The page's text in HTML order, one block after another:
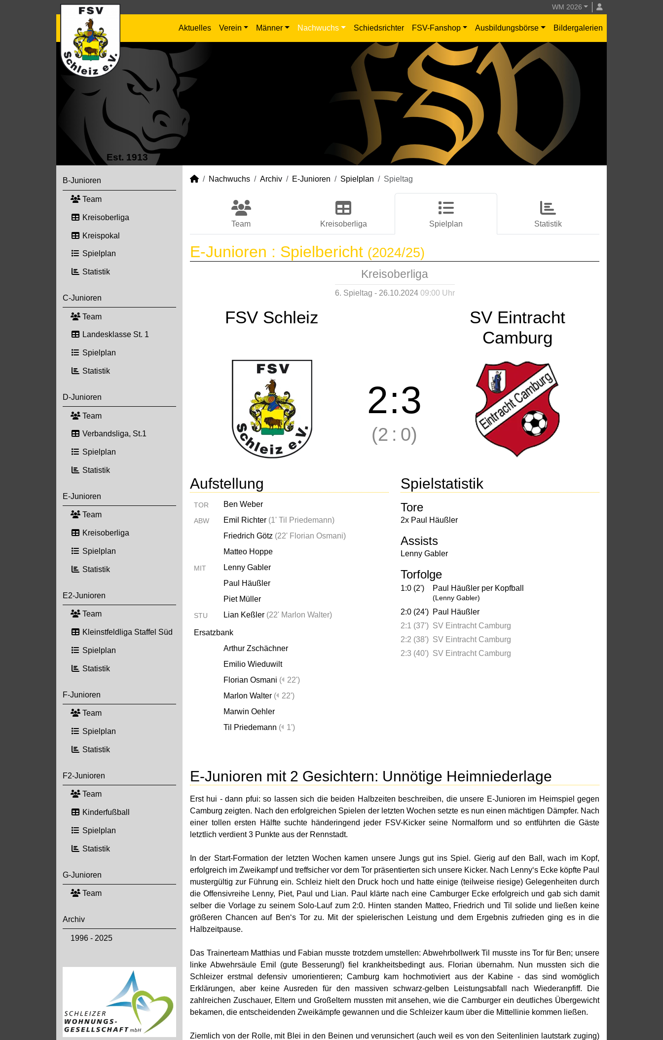
WM 2026
Aktuelles Verein Männer Nachwuchs Schiedsrichter FSV-Fanshop Ausbildungsbörse Bildergalerien
Est. 1913
B-Junioren
Team
Kreisoberliga
Kreispokal
Spielplan
Statistik
C-Junioren
Team
Landesklasse St. 1
Spielplan
Statistik
D-Junioren
Team
Verbandsliga, St.1
Spielplan
Statistik
E-Junioren
Team
Kreisoberliga
Spielplan
Statistik
E2-Junioren
Team
Kleinstfeldliga Staffel Süd
Spielplan
Statistik
F-Junioren
Team
Spielplan
Statistik
F2-Junioren
Team
Kinderfußball
Spielplan
Statistik
G-Junioren
Team
Archiv
1996 - 2025
Nachwuchs Archiv E-Junioren Spielplan Spieltag
Team Kreisoberliga Spielplan Statistik
E-Junioren : Spielbericht (2024/25)
Kreisoberliga
6. Spieltag - 26.10.2024 09:00 Uhr
FSV Schleiz
SV Eintracht
Camburg
2:3
(2 : 0)
Aufstellung
TOR Ben Weber
ABW Emil Richter (1' Til Priedemann)
Friedrich Götz (22' Florian Osmani)
Matteo Hoppe
MIT
Lenny Gabler
Paul Häußler
Piet Müller
STU Lian Keßler (22' Marlon Walter)
Ersatzbank
Arthur Zschächner
Emilio Wieduwilt
Florian Osmani (
22')
Marlon Walter (
22')
Marwin Oehler
Til Priedemann ( 1')
Spielstatistik
Tore
2x Paul Häußler
Assists
Lenny Gabler
Torfolge
1:0 (2') Paul Häußler per Kopfball
(Lenny Gabler)
2:0 (24') Paul Häußler
2:1 (37') SV Eintracht Camburg
2:2 (38') SV Eintracht Camburg
2:3 (40') SV Eintracht Camburg
E-Junioren mit 2 Gesichtern: Unnötige Heimniederlage
Erst hui - dann pfui: so lassen sich die beiden Halbzeiten beschreiben, die unsere E-Junioren im Heimspiel gegen
Camburg zeigten. Nach den erfolgreichen Spielen der letzten Wochen setzte es nun einen mächtigen Dämpfer. Nach
einer tollen ersten Hälfte suchte händeringend jeder FSV-Kicker seine Normalform und so entführten die Gäste
letztlich verdient 3 Punkte aus der Rennstadt.
In der Start-Formation der letzten Wochen kamen unsere Jungs gut ins Spiel. Gierig auf den Ball, wach im Kopf,
erfolgreich im Zweikampf und treffsicher vor dem Tor präsentierten sich unsere Kicker. Nach Lenny‘s Ecke köpfte Paul
mustergültig zur Führung ein. Schleiz hielt den Druck hoch und hatte einige (teilweise riesige) Gelegenheiten durch
die Offensivreihe Lenny, Piet, Paul und Lian. Paul klärte nach eine Camburger Ecke erfolgreich und gab sich damit
selber die Vorlage zu seinem Solo-Lauf zum 2:0. Hinten standen Matteo, Friedrich und Til solide und ließen keine
größeren Chancen auf Ben‘s Tor zu. Mit der spielerischen Leistung und dem Ergebnis zufrieden ging es in die
Halbzeitpause.
Das Trainerteam Matthias und Fabian musste trotzdem umstellen: Abwehrbollwerk Til musste ins Tor für Ben; unsere
linke Abwehrsäule Emil (gute Besserung!) fiel krankheitsbedingt aus. Florian übernahm. Nun mussten sich die
Schleizer erstmal defensiv umorientieren; Camburg kam hochmotiviert aus der Kabine - das sind womöglich
Erklärungen, aber keine Ausreden für den massiven schwarz-gelben Leistungsabfall nach Wiederanpfiff. Die
zahlreichen Zuschauer, Eltern und Großeltern mussten mit ansehen, wie die Camburger ein deutliches Übergewicht
bekamen, die entscheidenden Zweikämpfe gewannen und die Schleizer kaum über die Mittellinie kommen ließen.
Ziemlich von der Rolle, mit Blei in den Beinen und verunsichert (auch weil es von den Seitenlinien lautstark zuging)